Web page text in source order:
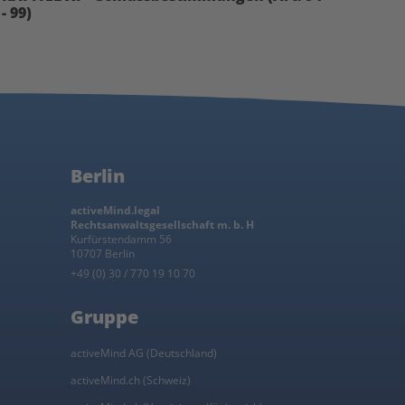
- 99)
Berlin
activeMind.legal
Rechtsanwaltsgesellschaft m. b. H
Kurfürstendamm 56
10707 Berlin
+49 (0) 30 / 770 19 10 70
Gruppe
activeMind AG (Deutschland)
activeMind.ch (Schweiz)